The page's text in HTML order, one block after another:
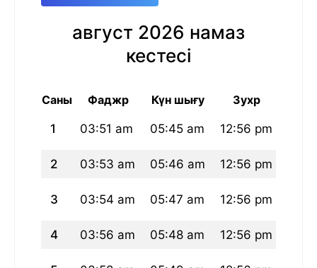
август 2026 намаз
кестесі
Саны Фаджр Күн шығу Зухр
1 03:51 am 05:45 am 12:56 pm
2 03:53 am 05:46 am 12:56 pm
3 03:54 am 05:47 am 12:56 pm
4 03:56 am 05:48 am 12:56 pm